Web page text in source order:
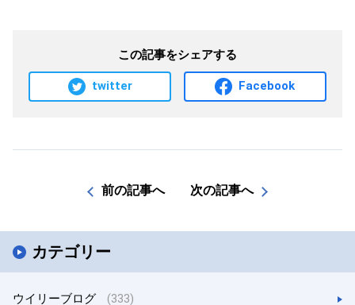
カテゴリー
ウイリーブログ (333)
この記事をシェアする
twitter Facebook
前の記事へ 次の記事へ